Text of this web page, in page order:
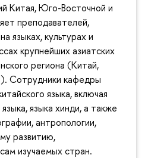
Китая, Юго-Восточной и
преподавателей,
языках, культурах и
крупнейших азиатских
региона (Китай,
Сотрудники кафедры
языка, включая
языка хинди, а также
антропологии,
развитию,
изучаемых стран.